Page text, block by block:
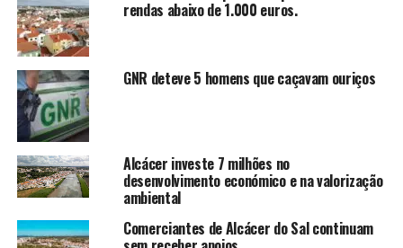
rendas abaixo de 1.000 euros.
GNR deteve 5 homens que caçavam ouriços
Alcácer investe 7 milhões no
desenvolvimento económico e na valorização
ambiental
Comerciantes de Alcácer do Sal continuam